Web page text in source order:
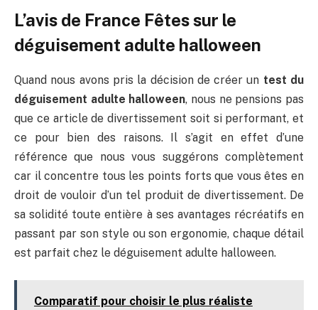
L’avis de France Fêtes sur le
déguisement adulte halloween
Quand nous avons pris la décision de créer un test du
déguisement adulte halloween, nous ne pensions pas
que ce article de divertissement soit si performant, et
ce pour bien des raisons. Il s’agit en effet d’une
référence que nous vous suggérons complètement
car il concentre tous les points forts que vous êtes en
droit de vouloir d’un tel produit de divertissement. De
sa solidité toute entière à ses avantages récréatifs en
passant par son style ou son ergonomie, chaque détail
est parfait chez le déguisement adulte halloween.
Comparatif pour choisir le plus réaliste